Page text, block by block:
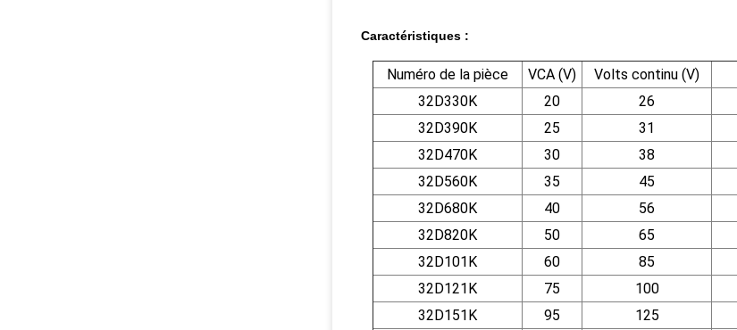
Caractéristiques :
Numéro de la pièce VCA (V) Volts continu (V)
32D330K
20 26
32D390K
25 31
32D470K
30 38
32D560K
35 45
32D680K
40 56
32D820K
50 65
32D101K
60 85
32D121K
75 100
32D151K
95 125